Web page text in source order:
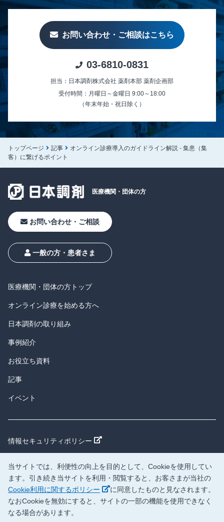
お問い合わせ・ご相談はこちら
03-6810-0831
担当：日本調剤株式会社 薬剤本部 薬剤企画部
受付時間：月曜日～金曜日 9:00～18:00
（年末年始・祝日除く）
トップページ 記事
オンライン診療導入のガイドライン解説 - 集患（集
客）に繋げるポイント
当サイトでは、利便性の向上を目的として、Cookieを使用してい
ます。引き続き当サイトを利用・閲覧すると、お客さまが当社の
Cookie利用に関するポリシー
新しいウィンドウで開く
に同意したものと見なされます。
なおCookieを無効にすると、サイトの一部の機能を使用できなく
なる場合があります。
医療機関・ 団体の方
お問い合わせ・ご相談
一般の方・患者さま
医療機関・団体の方トップ
オンライン診療を始める方へ
日本調剤の取り組み
事例紹介
お役立ち資料
記事
イベント
情報セキュリティポリシー 新しいウィンドウで開く
日本調剤サイト 新しいウィンドウで開く
企業情報 新しいウィンドウで開く
医院開業支援サイト